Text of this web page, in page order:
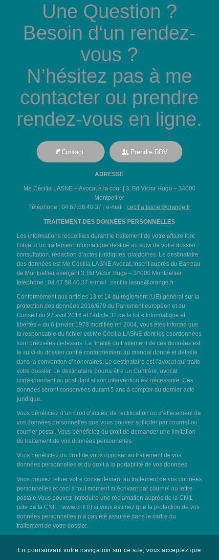
Une Question ?
Besoin d‘un rendez-
vous ?
N’hésitez pas à me
contacter ou prendre
rendez-vous en ligne.
Contact Prendre RDV
ADRESSE
Me Cécilia LASNE – Avocat à la cour | 3, Bd Victor Hugo – 34000
Montpellier
Téléphone : 04.67.58.40.37 | e-mail :cecilia.lasne@orange.fr
TRAITEMENT DES DONNÉES PERSONNELLES
Les informations recueillies durant le traitement de votre affaire font
l’objet d’un traitement informatique destiné au suivi de votre dossier :
consultation, rédaction d’actes juridiques, plaidoiries. Le destinataire
des données est Me Cécilia LASNE Avocat, inscrit auprès du Barreau
de Montpellier exerçant 3, Bd Victor Hugo – 34000 Montpellier,
téléphone : 04.67.58.40.37 e-mail : cecilia.lasne@orange.fr
Conformément aux articles 13 et 14 du règlement (UE) général sur la
protection des données 2016/679 du Parlement européen et du
Conseil du 27 avril 2016 et l’article 32 de la loi « Informatique et
libertés » du 6 janvier 1978 modifiée en 2004, vous êtes informé que
la responsable du fichier est Me Cécilia LASNE dont les coordonnées
sont précisées ci-dessus. La finalité du traitement de ces données est
le suivi du dossier confié conformément au mandat donné et détaillé
dans la convention d’honoraires. Le destinataire est l’avocat qui traite
votre dossier. Le destinataire pourra être un Confrère, avocat
correspondant ou postulant si son intervention est nécessaire. Ces
données seront conservées durant 5 ans à compter du dernier acte
juridique.
Vous bénéficiez d’un droit d’accès, de rectification ou d’effacement de
vos données personnelles que vous pouvez solliciter par courriel ou
courrier postal. Vous bénéficiez du droit de demander une limitation
du traitement de vos données personnelles.
Vous bénéficiez du droit de vous opposer au traitement de vos
données personnelles et du droit à la portabilité de vos données.
Vous pouvez retirer votre consentement au traitement de vos données
personnelles et ceci à tout moment m’écrivant par courriel ou lettre
postale.Vous pouvez introduire une réclamation auprès de la CNIL
(site de la CNIL : www.cnil.fr) si vous estimez que la protection de vos
données personnelles n’a pas été assurée dans le cadre du
traitement de votre dossier.
En poursuivant votre navigation sur ce site, vous acceptez que